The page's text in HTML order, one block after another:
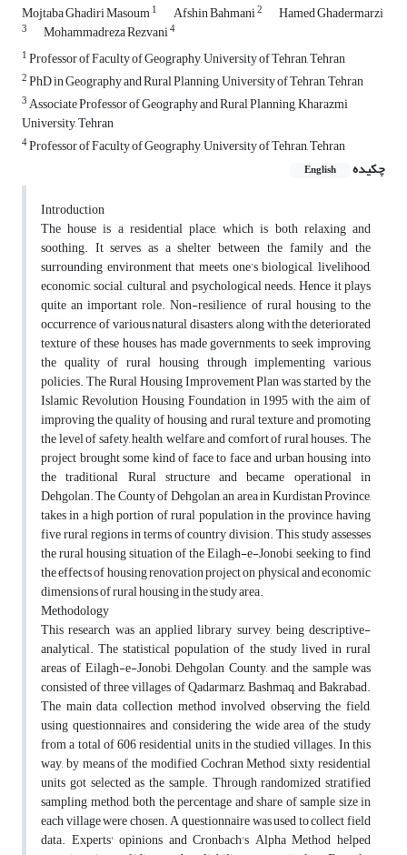
Mojtaba Ghadiri Masoum1 Afshin Bahmani2 Hamed Ghadermarzi
3 Mohammadreza Rezvani4
1Professor of Faculty of Geography, University of Tehran, Tehran
2PhD in Geography and Rural Planning, University of Tehran, Tehran
3Associate Professor of Geography and Rural Planning, Kharazmi
University, Tehran
4Professor of Faculty of Geography, University of Tehran, Tehran
چکیده
English
Introduction
The house is a residential place, which is both relaxing and
soothing. It serves as a shelter between the family and the
surrounding environment that meets one’s biological, livelihood,
economic, social, cultural, and psychological needs. Hence it plays
quite an important role. Non-resilience of rural housing to the
occurrence of various natural disasters, along with the deteriorated
texture of these houses, has made governments to seek improving
the quality of rural housing through implementing various
policies. The Rural Housing Improvement Plan was started by the
Islamic Revolution Housing Foundation in 1995 with the aim of
improving the quality of housing and rural texture and promoting
the level of safety, health, welfare, and comfort of rural houses. The
project brought some kind of face to face and urban housing into
the traditional Rural structure and became operational in
Dehgolan. The County of Dehgolan, an area in Kurdistan Province,
takes in a high portion of rural population in the province, having
five rural regions in terms of country division. This study assesses
the rural housing situation of the Eilagh-e-Jonobi, seeking to find
the effects of housing renovation project on physical and economic
dimensions of rural housing in the study area.
Methodology
This research was an applied library survey, being descriptive-
analytical. The statistical population of the study lived in rural
areas of Eilagh-e-Jonobi, Dehgolan County, and the sample was
consisted of three villages of Qadarmarz, Bashmaq, and Bakrabad.
The main data collection method involved observing the field,
using questionnaires, and considering the wide area of ​​the study
from a total of 606 residential units in the studied villages. In this
way, by means of the modified Cochran Method, sixty residential
units got selected as the sample. Through randomized stratified
sampling method, both the percentage and share of sample size in
each village were chosen. A questionnaire was used to collect field
data. Experts' opinions and Cronbach's Alpha Method helped